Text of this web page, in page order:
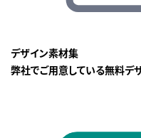
デザイン素材集
弊社でご用意している無料デ